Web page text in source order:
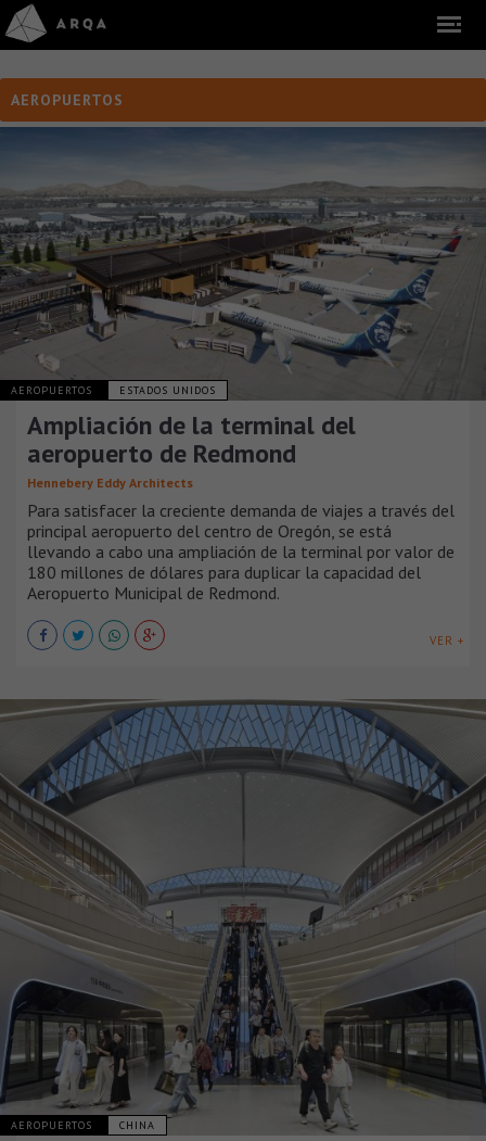
AEROPUERTOS
AEROPUERTOS ESTADOS UNIDOS
Ampliación de la terminal del
aeropuerto de Redmond
Hennebery Eddy Architects
Para satisfacer la creciente demanda de viajes a través del
principal aeropuerto del centro de Oregón, se está
llevando a cabo una ampliación de la terminal por valor de
180 millones de dólares para duplicar la capacidad del
Aeropuerto Municipal de Redmond.
VER +
AEROPUERTOS CHINA